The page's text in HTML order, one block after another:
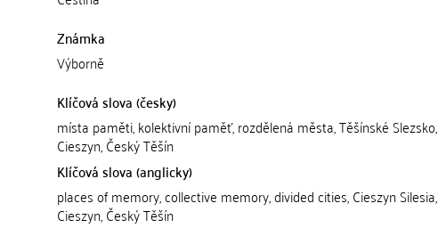
Známka
Výborně
Klíčová slova (česky)
místa paměti, kolektivní paměť, rozdělená města, Těšínské Slezsko,
Cieszyn, Český Těšín
Klíčová slova (anglicky)
places of memory, collective memory, divided cities, Cieszyn Silesia,
Cieszyn, Český Těšín